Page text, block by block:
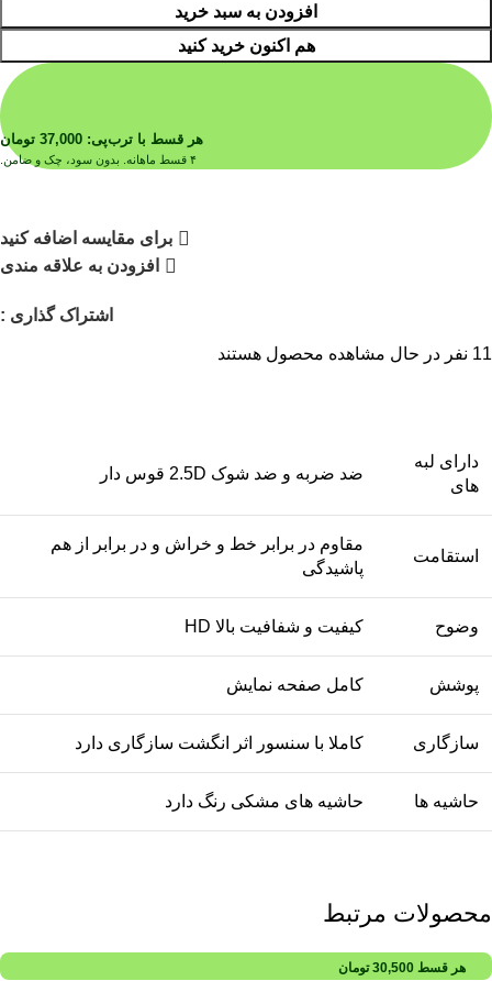
افزودن به سبد خرید
هم اکنون خرید کنید
هر قسط با ترب‌پی: 37,000 تومان
۴ قسط ماهانه. بدون سود، چک و ضامن.
برای مقایسه اضافه کنید
افزودن به علاقه مندی
اشتراک گذاری :
11 نفر در حال مشاهده محصول هستند
دارای لبه
های
ضد ضربه و ضد شوک 2.5D قوس دار
استقامت
مقاوم در برابر خط و خراش و در برابر از هم
پاشیدگی
وضوح کیفیت و شفافیت بالا HD
پوشش کامل صفحه نمایش
سازگاری کاملا با سنسور اثر انگشت سازگاری دارد
حاشیه ها حاشیه های مشکی رنگ دارد
محصولات مرتبط
هر قسط 30,500 تومان